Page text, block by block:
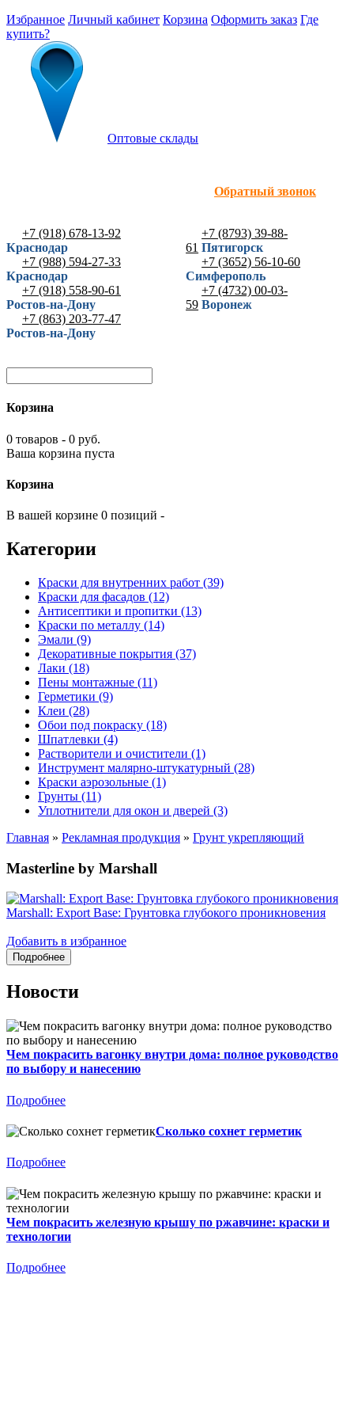
Избранное Личный кабинет Корзина Оформить заказ Где
купить?
Оптовые склады
Обратный звонок
+7 (918) 678-13-92
Краснодар
+7 (988) 594-27-33
Краснодар
+7 (918) 558-90-61
Ростов-на-Дону
+7 (863) 203-77-47
Ростов-на-Дону
+7 (8793) 39-88-
61 Пятигорск
+7 (3652) 56-10-60
Симферополь
+7 (4732) 00-03-
59 Воронеж
Корзина
0 товаров - 0 руб.
Ваша корзина пуста
Корзина
В вашей корзине 0 позиций -
Категории
Краски для внутренних работ (39)
Краски для фасадов (12)
Антисептики и пропитки (13)
Краски по металлу (14)
Эмали (9)
Декоративные покрытия (37)
Лаки (18)
Пены монтажные (11)
Герметики (9)
Клеи (28)
Обои под покраску (18)
Шпатлевки (4)
Растворители и очистители (1)
Инструмент малярно-штукатурный (28)
Краски аэрозольные (1)
Грунты (11)
Уплотнители для окон и дверей (3)
Главная » Рекламная продукция » Грунт укрепляющий
Masterline by Marshall
Marshall: Export Base: Грунтовка глубокого проникновения
Добавить в избранное
Новости
Чем покрасить вагонку внутри дома: полное руководство
по выбору и нанесению
Подробнее
Сколько сохнет герметик
Подробнее
Чем покрасить железную крышу по ржавчине: краски и
технологии
Подробнее